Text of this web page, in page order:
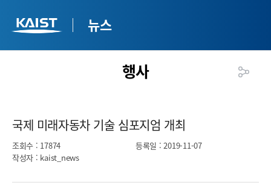
뉴스
행사
국제 미래자동차 기술 심포지엄 개최​
조회수 : 17874 등록일 : 2019-11-07
작성자 : kaist_news